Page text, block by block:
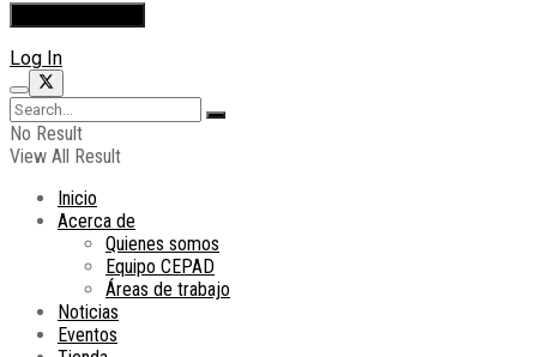
Log In
No Result
View All Result
Inicio
Acerca de
Quienes somos
Equipo CEPAD
Áreas de trabajo
Noticias
Eventos